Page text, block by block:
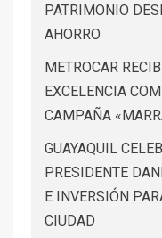
PATRIMONIO
AHORRO
METROCAR
EXCELENCIA
CAMPAÑA
GUAYAQUIL
PRESIDENTE
E INVERSIÓN
CIUDAD